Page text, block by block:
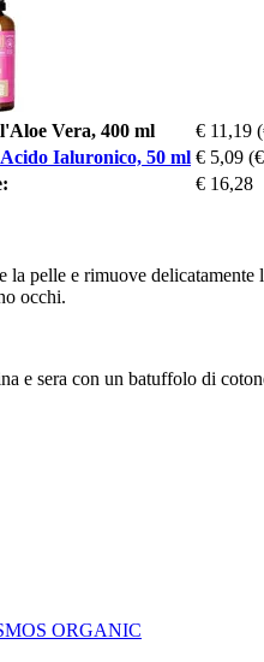
Vera, 400 ml € 11,19
Ialuronico, 50 ml € 5,09
€ 16,28
la pelle e rimuove
occhi.
e sera con un batuffolo di
ORGANIC